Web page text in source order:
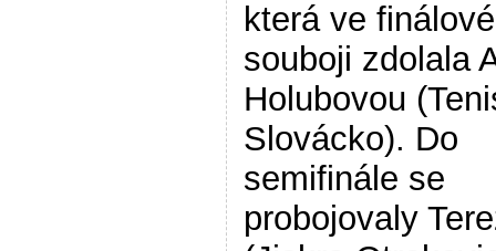
která ve
souboji zdolala
Holubovou
Slovácko). Do
semifinále se
probojovaly